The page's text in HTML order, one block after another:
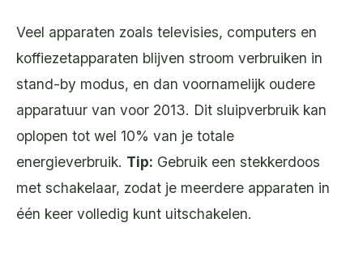
Veel apparaten zoals televisies, computers en
koffiezetapparaten blijven stroom verbruiken in
stand-by modus, en dan voornamelijk oudere
apparatuur van voor 2013. Dit sluipverbruik kan
oplopen tot wel 10% van je totale
energieverbruik. Tip: Gebruik een stekkerdoos
met schakelaar, zodat je meerdere apparaten in
één keer volledig kunt uitschakelen.